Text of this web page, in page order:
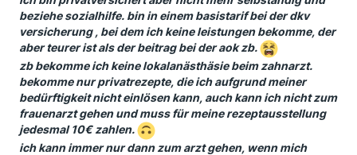
beziehe sozialhilfe. bin in einem basistarif bei der dkv
versicherung , bei dem ich keine leistungen bekomme, der
aber teurer ist als der beitrag bei der aok zb.
zb bekomme ich keine lokalanästhäsie beim zahnarzt.
bekomme nur privatrezepte, die ich aufgrund meiner
bedürftigkeit nicht einlösen kann, auch kann ich nicht zum
frauenarzt gehen und muss für meine rezeptausstellung
jedesmal 10€ zahlen.
ich kann immer nur dann zum arzt gehen, wenn mich